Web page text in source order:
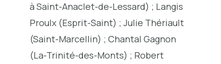
à Saint-Anaclet-de-Lessard) ; Langis
Proulx (Esprit-Saint) ; Julie Thériault
(Saint-Marcellin) ; Chantal Gagnon
(La-Trinité-des-Monts) ; Robert